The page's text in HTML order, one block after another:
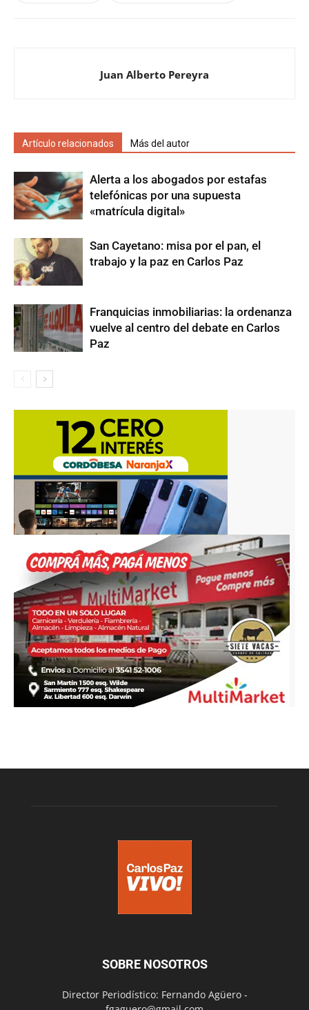
Juan Alberto Pereyra
Artículo relacionados Más del autor
Alerta a los abogados por estafas
telefónicas por una supuesta
«matrícula digital»
San Cayetano: misa por el pan, el
trabajo y la paz en Carlos Paz
Franquicias inmobiliarias: la ordenanza
vuelve al centro del debate en Carlos
Paz
SOBRE NOSOTROS
Director Periodístico: Fernando Agüero -